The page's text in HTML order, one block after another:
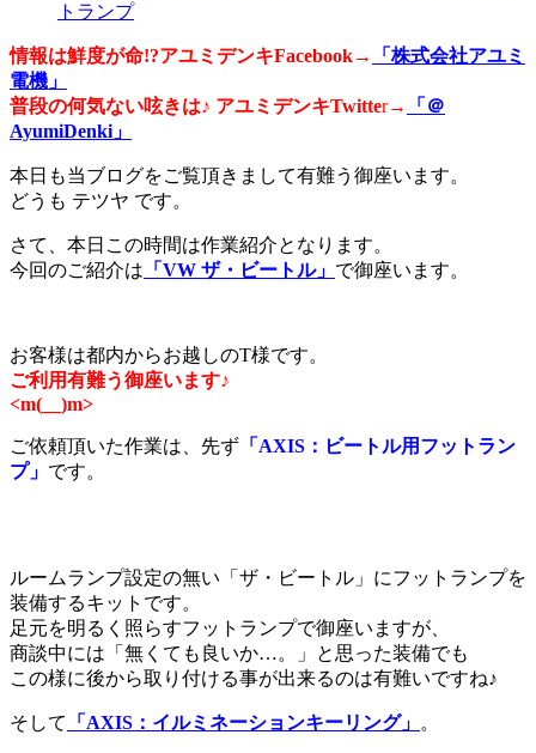
トランプ
情報は鮮度が命!?アユミデンキFacebook→
「株式会社アユミ
電機」
普段の何気ない呟きは♪ アユミデンキTwitter→
「＠
AyumiDenki」
本日も当ブログをご覧頂きまして有難う御座います。
どうも テツヤ です。
さて、本日この時間は作業紹介となります。
今回のご紹介は 「VW ザ・ビートル」 で御座います。
お客様は都内からお越しのT様です。
ご利用有難う御座います♪
<m(__)m>
ご依頼頂いた作業は、先ず 「AXIS：ビートル用フットラン
プ」 です。
ルームランプ設定の無い「ザ・ビートル」にフットランプを
装備するキットです。
足元を明るく照らすフットランプで御座いますが、
商談中には「無くても良いか…。」と思った装備でも
この様に後から取り付ける事が出来るのは有難いですね♪
そして 「AXIS：イルミネーションキーリング」 。